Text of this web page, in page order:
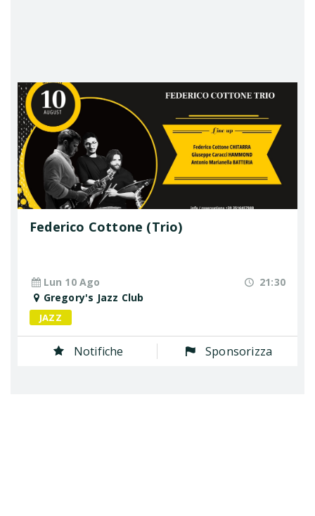
Federico Cottone (Trio)
Lun 10 Ago
21:30
Gregory's Jazz Club
JAZZ
Notifiche Sponsorizza